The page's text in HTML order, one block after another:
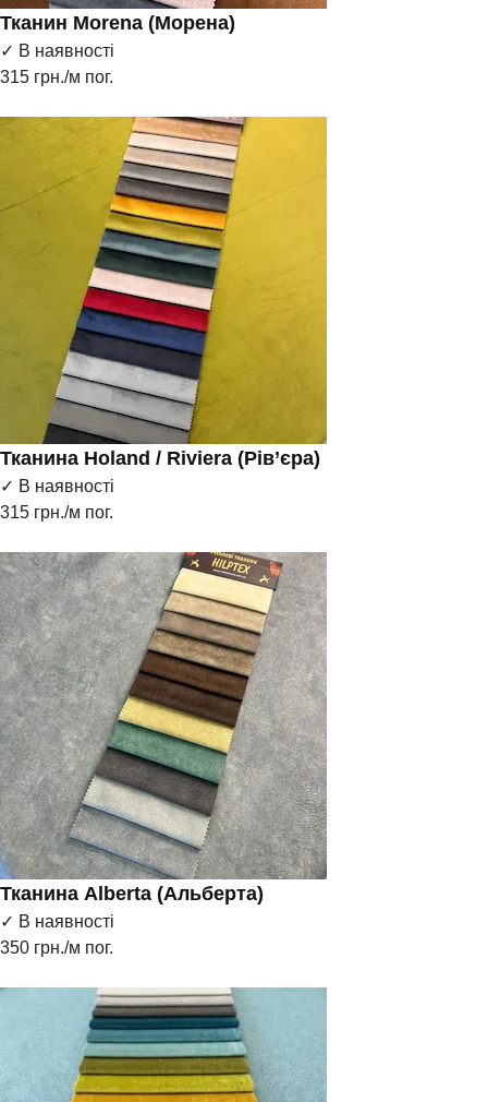
Тканин Morena (Морена)
✓ В наявності
315 грн./м пог.
Тканина Holand / Riviera (Рів’єра)
✓ В наявності
315 грн./м пог.
Тканина Alberta (Альберта)
✓ В наявності
350 грн./м пог.